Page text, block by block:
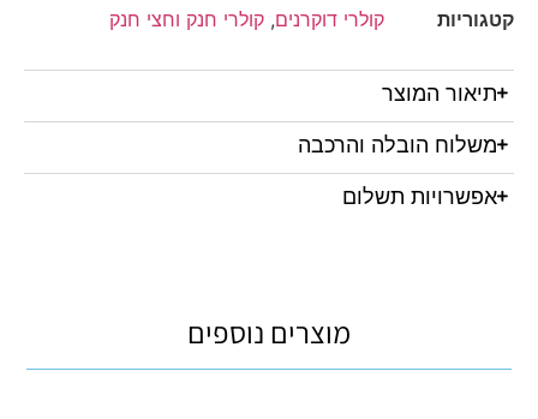
קטגוריות קולרי דוקרנים, קולרי חנק וחצי חנק
תיאור המוצר
משלוח הובלה והרכבה
אפשרויות תשלום
מוצרים נוספים